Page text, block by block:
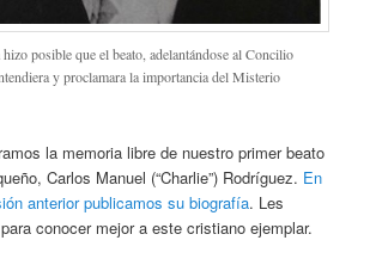
posible que el beato, adelantándose al Concilio
y proclamara la importancia del Misterio
la memoria libre de nuestro primer beato
Carlos Manuel (“Charlie”) Rodríguez. En
anterior publicamos su biografía. Les
conocer mejor a este cristiano ejemplar.